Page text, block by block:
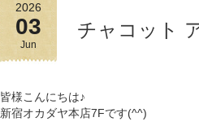
2026
03
Jun
チャコット
皆様こんにちは♪
新宿オカダヤ本店7Fです(^^)